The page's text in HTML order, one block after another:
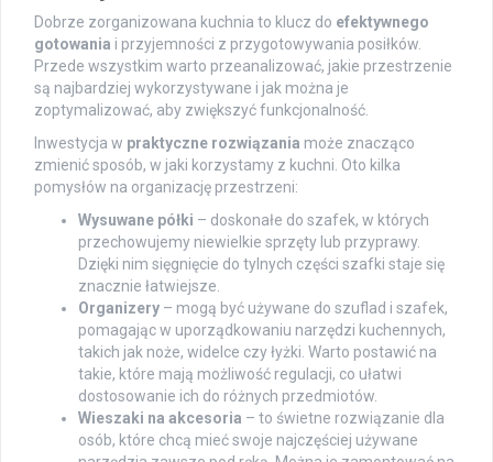
Dobrze zorganizowana kuchnia to klucz do efektywnego
gotowania i przyjemności z przygotowywania posiłków.
Przede wszystkim warto przeanalizować, jakie przestrzenie
są najbardziej wykorzystywane i jak można je
zoptymalizować, aby zwiększyć funkcjonalność.
Inwestycja w praktyczne rozwiązania może znacząco
zmienić sposób, w jaki korzystamy z kuchni. Oto kilka
pomysłów na organizację przestrzeni:
Wysuwane półki – doskonałe do szafek, w których
przechowujemy niewielkie sprzęty lub przyprawy.
Dzięki nim sięgnięcie do tylnych części szafki staje się
znacznie łatwiejsze.
Organizery – mogą być używane do szuflad i szafek,
pomagając w uporządkowaniu narzędzi kuchennych,
takich jak noże, widelce czy łyżki. Warto postawić na
takie, które mają możliwość regulacji, co ułatwi
dostosowanie ich do różnych przedmiotów.
Wieszaki na akcesoria – to świetne rozwiązanie dla
osób, które chcą mieć swoje najczęściej używane